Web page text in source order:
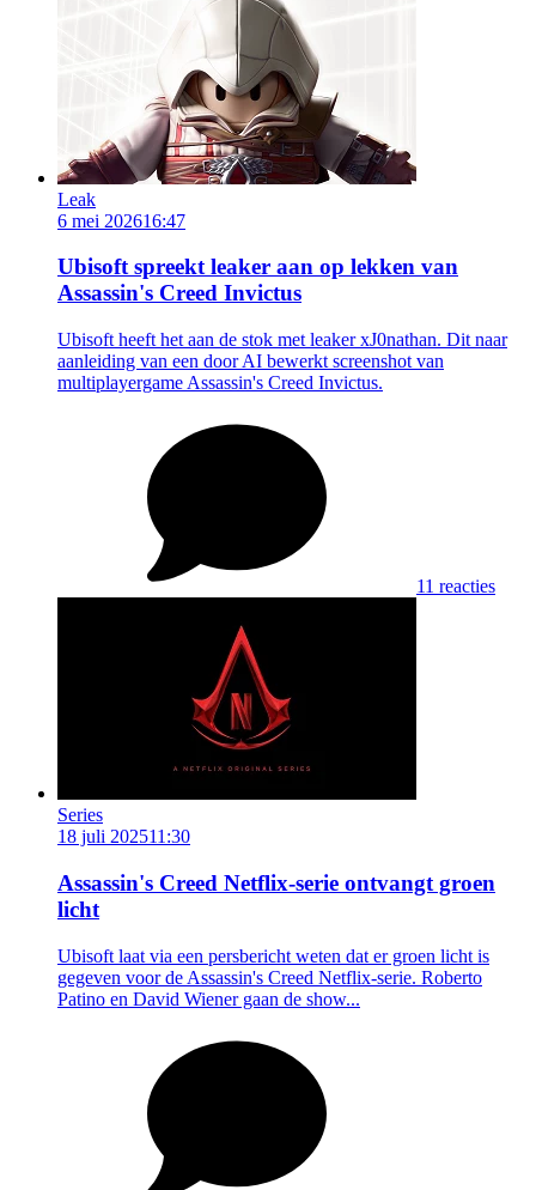
Leak
6 mei 202616:47
Ubisoft spreekt leaker aan op lekken van
Assassin's Creed Invictus
Ubisoft heeft het aan de stok met leaker xJ0nathan. Dit naar
aanleiding van een door AI bewerkt screenshot van
multiplayergame Assassin's Creed Invictus.
11 reacties
Series
18 juli 202511:30
Assassin's Creed Netflix-serie ontvangt groen
licht
Ubisoft laat via een persbericht weten dat er groen licht is
gegeven voor de Assassin's Creed Netflix-serie. Roberto
Patino en David Wiener gaan de show...